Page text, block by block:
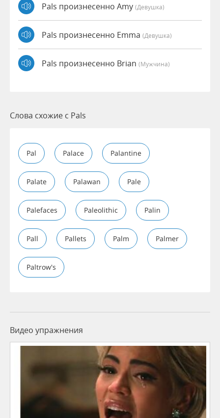
Pals произнесенно Amy (девушка)
Pals произнесенно Emma (девушка)
Pals произнесенно Brian (мужчина)
Слова схожие с Pals
Pal Palace Palantine
Palate Palawan Pale
Palefaces Paleolithic Palin
Pall Pallets Palm Palmer
Paltrow's
Видео упражнения